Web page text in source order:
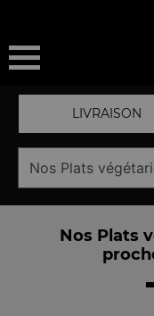
LIVRAISON
Nos Plats